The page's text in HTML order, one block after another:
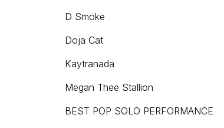
D Smoke
Doja Cat
Kaytranada
Megan Thee Stallion
BEST POP SOLO PERFORMANCE